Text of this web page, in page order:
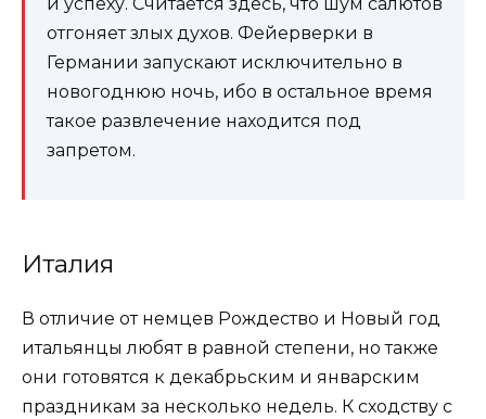
отгоняет злых духов. Фейерверки в
Германии запускают исключительно в
новогоднюю ночь, ибо в остальное время
такое развлечение находится под
запретом.
Италия
В отличие от немцев Рождество и Новый год
итальянцы любят в равной степени, но также
они готовятся к декабрьским и январским
праздникам за несколько недель. К сходству с